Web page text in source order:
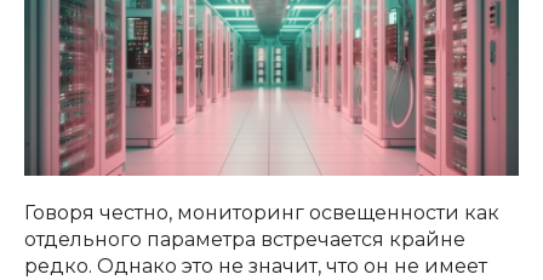
Говоря честно, мониторинг освещенности как
отдельного параметра встречается крайне
редко. Однако это не значит, что он не имеет